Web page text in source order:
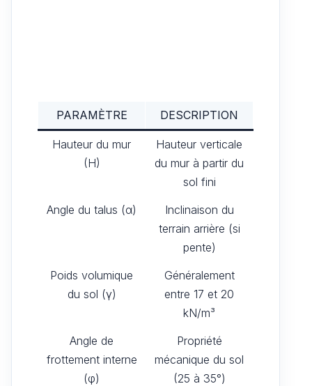
PARAMÈTRE DESCRIPTION
Hauteur du mur
(H)
Hauteur verticale
du mur à partir du
sol fini
Angle du talus (α)
Inclinaison du
terrain arrière (si
pente)
Poids volumique
du sol (γ)
Généralement
entre 17 et 20
kN/m³
Angle de
frottement interne
(φ)
Propriété
mécanique du sol
(25 à 35°)